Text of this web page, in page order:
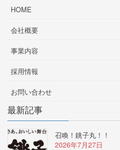
HOME
会社概要
事業内容
採用情報
お問い合わせ
最新記事
召喚！銚子丸！！
2026年7月27日